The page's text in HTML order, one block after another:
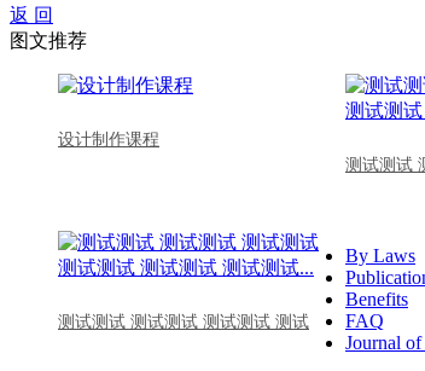
返 回
图文推荐
设计制作课程
测试测试
测试测试 测试测试 测试测试 测试
By Laws
Benefits
FAQ
Journal of